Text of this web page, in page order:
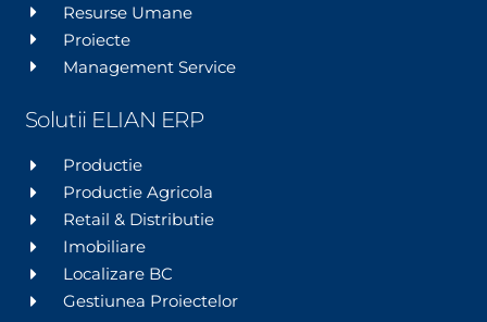
Resurse Umane
Proiecte
Management Service
Solutii ELIAN ERP
Productie
Productie Agricola
Retail & Distributie
Imobiliare
Localizare BC
Gestiunea Proiectelor